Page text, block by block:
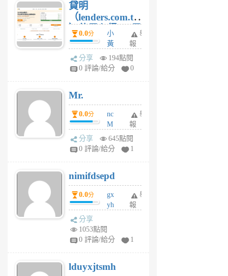
貸明
（lenders.com.tw
）使用心得 — 民
間貸款比較平台
體驗
0.0分
小
黃
蜂
1
舉
報
分享
194點閱
0 評論/給分
0
Mr.
0.0分
nc
M
U
F
U
5
個
月
舉
報
分享
645點閱
0 評論/給分
1
nimifdsepd
0.0分
gx
yh
jl
月
舉
報
分享
1053點閱
0 評論/給分
1
lduyxjtsmh